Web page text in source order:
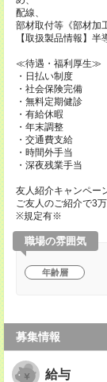
配線、
部材取付等《部材加
【取扱製品情報】半
≪待遇・福利厚生≫
・日払い制度
・社会保険完備
・無料定期健診
・有給休暇
・年末調整
・交通費支給
・時間外手当
・深夜残業手当
友人紹介キャンペー
ご友人のご紹介で3
※規定有※
職場の雰囲気
年齢層
募集情報
給与